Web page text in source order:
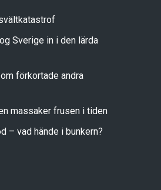
Sverige in i den lärda
förkortade andra
massaker frusen i tiden
– vad hände i bunkern?